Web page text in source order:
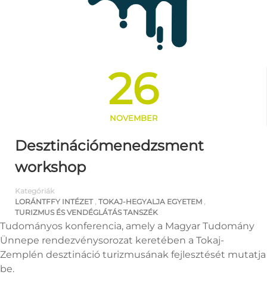
26
NOVEMBER
Desztinációmenedzsment
workshop
Kategóriák
LORÁNTFFY INTÉZET, TOKAJ-HEGYALJA EGYETEM ,
TURIZMUS ÉS VENDÉGLÁTÁS TANSZÉK
Tudományos konferencia, amely a Magyar Tudomány
Ünnepe rendezvénysorozat keretében a Tokaj-
Zemplén desztináció turizmusának fejlesztését mutatja
be.